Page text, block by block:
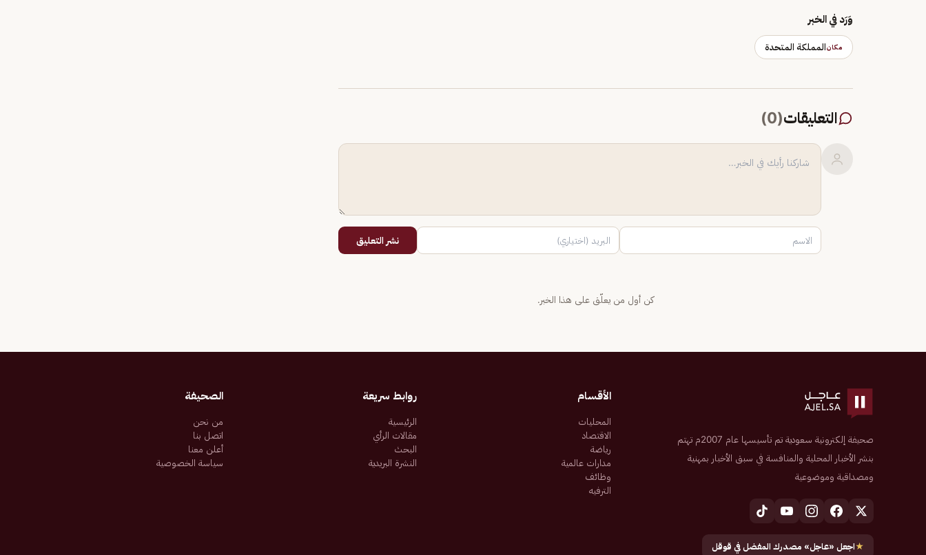
وَرَد في الخبر
مكانالمملكة المتحدة
التعليقات(
0
)
نشر التعليق
كن أول من يعلّق على هذا الخبر.
صحيفة إلكترونية سعودية تم تأسيسها عام 2007م تهتم
بنشر الأخبار المحلية والمنافسة في سبق الأخبار بمهنية
ومصداقية وموضوعية
★اجعل «عاجل» مصدرك المفضل في قوقل
الأقسام
المحليات
الاقتصاد
رياضة
مدارات عالمية
وظائف
الترفيه
روابط سريعة
الرئيسية
مقالات الرأي
البحث
النشرة البريدية
الصحيفة
من نحن
اتصل بنا
أعلن معنا
سياسة الخصوصية